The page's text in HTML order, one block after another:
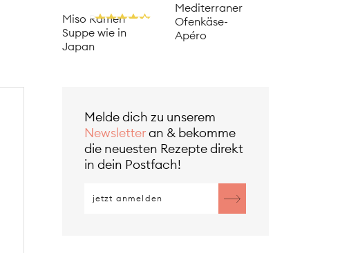
Miso Ramen
Suppe wie in
Japan
Mediterraner
Ofenkäse-
Apéro
Melde dich zu unserem
Newsletteran & bekomme
die neuesten Rezepte direkt
in dein Postfach!